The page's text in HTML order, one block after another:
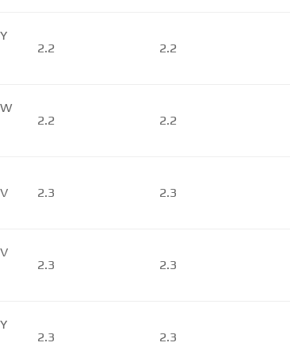
2.2 2.2
2.2 2.2
2.3 2.3
2.3 2.3
2.3 2.3